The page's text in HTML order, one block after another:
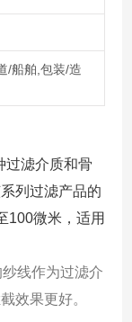
/船舶,包装/造
过滤介质和骨
列过滤产品的
100微米，适用
线作为过滤介
效果更好。